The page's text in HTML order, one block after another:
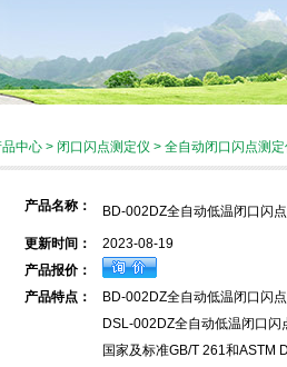
品中心 > 闭口闪点测定仪 > 全自动闭口闪点测定
产品名称： BD-002DZ全自动低温闭口闪
更新时间：
2023-08-19
产品报价：
产品特点：
BD-002DZ全自动低温闭口闪
DSL-002DZ全自动低温闭口闪
国家及标准GB/T 261和ASTM